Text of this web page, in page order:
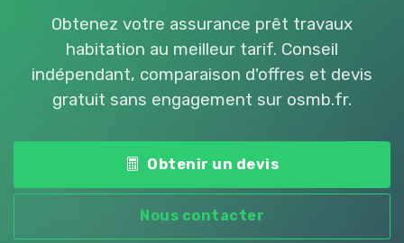
Obtenez votre assurance prêt travaux
habitation au meilleur tarif. Conseil
indépendant, comparaison d'offres et devis
gratuit sans engagement sur osmb.fr.
Obtenir un devis
Nous contacter